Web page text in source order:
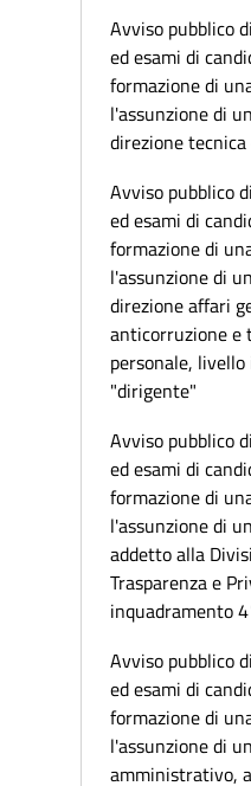
Avviso pubblico
ed esami di
formazione di
l'assunzione di
direzione
Avviso pubblico
ed esami di
formazione di
l'assunzione di
direzione affari
anticorruzione e
personale,
"dirigente"
Avviso pubblico
ed esami di
formazione di
l'assunzione di
addetto alla
Trasparenza e
inquadramento
Avviso pubblico
ed esami di
formazione di
l'assunzione di
amministrativo,